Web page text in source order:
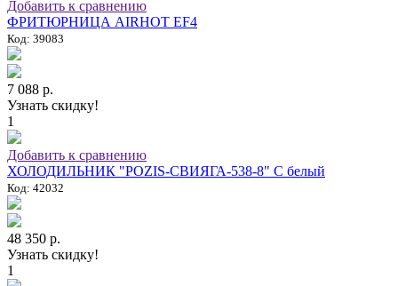
Добавить к сравнению
ФРИТЮРНИЦА AIRHOT EF4
Код: 39083
7 088 р.
Узнать скидку!
1
Добавить к сравнению
ХОЛОДИЛЬНИК "POZIS-СВИЯГА-538-8" C белый
Код: 42032
48 350 р.
Узнать скидку!
1